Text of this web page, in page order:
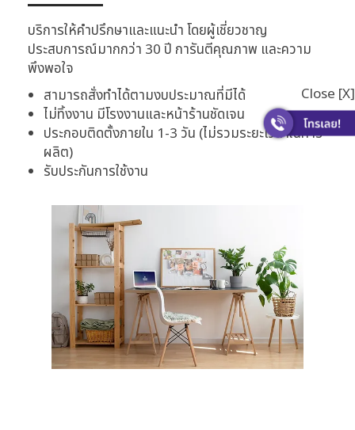
บริการให้คำปรึกษาและแนะนำ โดยผู้เชี่ยวชาญ
ประสบการณ์มากกว่า 30 ปี การันตีคุณภาพ และความ
พึงพอใจ
สามารถสั่งทำได้ตามงบประมาณที่มีได้
ไม่ทิ้งงาน มีโรงงานและหน้าร้านชัดเจน
ประกอบติดตั้งภายใน 1-3 วัน (ไม่รวมระยะเวลาในการ
ผลิต)
รับประกันการใช้งาน
Close [X]